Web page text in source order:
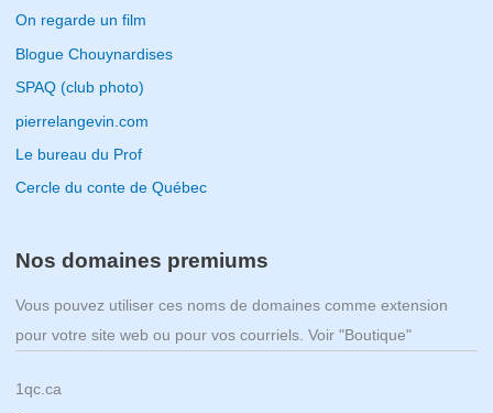
On regarde un film
Blogue Chouynardises
SPAQ (club photo)
pierrelangevin.com
Le bureau du Prof
Cercle du conte de Québec
Nos domaines premiums
Vous pouvez utiliser ces noms de domaines comme extension
pour votre site web ou pour vos courriels. Voir "Boutique"
1qc.ca